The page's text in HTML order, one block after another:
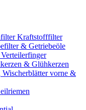
Kraftstofffilter
& Getriebeöle
& Glühkerzen
Wischerblätter vorne &